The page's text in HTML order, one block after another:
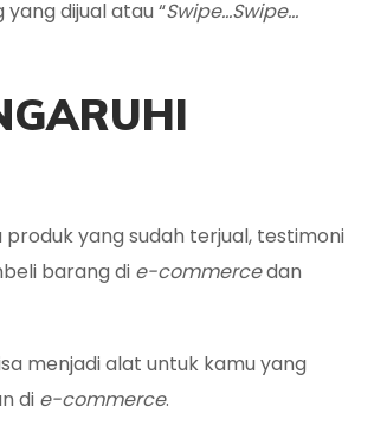
dijual atau “Swipe…Swipe…
yang sudah terjual, testimoni
barang di e-commercedan
menjadi alat untuk kamu yang
di e-commerce.